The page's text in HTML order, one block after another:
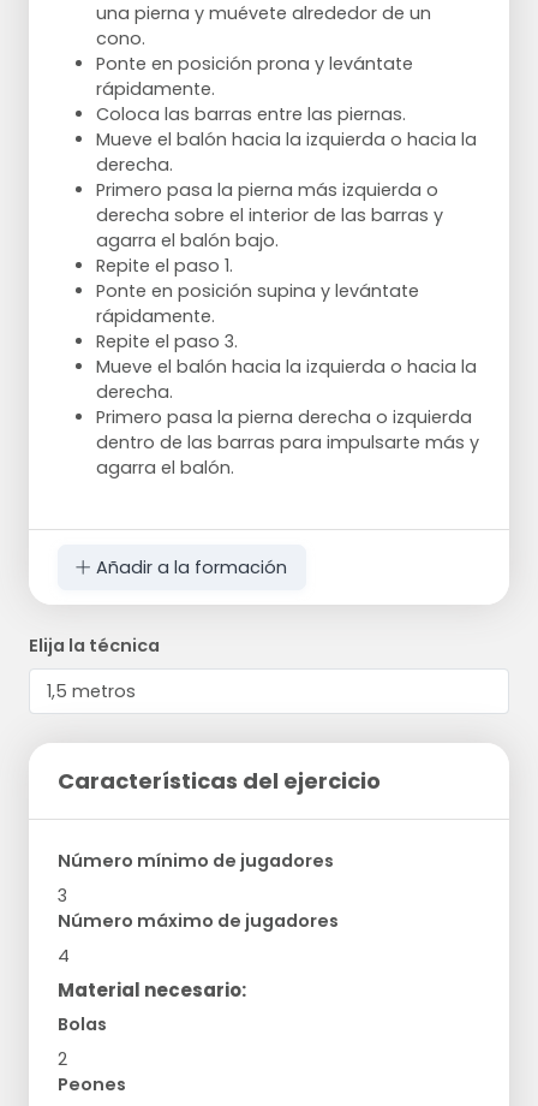
una pierna y muévete alrededor de un
cono.
Ponte en posición prona y levántate
rápidamente.
Coloca las barras entre las piernas.
Mueve el balón hacia la izquierda o hacia la
derecha.
Primero pasa la pierna más izquierda o
derecha sobre el interior de las barras y
agarra el balón bajo.
Repite el paso 1.
Ponte en posición supina y levántate
rápidamente.
Repite el paso 3.
Mueve el balón hacia la izquierda o hacia la
derecha.
Primero pasa la pierna derecha o izquierda
dentro de las barras para impulsarte más y
agarra el balón.
Añadir a la formación
Elija la técnica
Características del ejercicio
Número mínimo de jugadores
3
Número máximo de jugadores
4
Material necesario:
Bolas
2
Peones